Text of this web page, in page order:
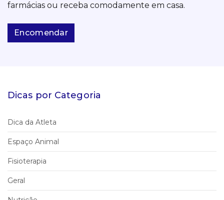
farmácias ou receba comodamente em casa.
Encomendar
Dicas por Categoria
Dica da Atleta
Espaço Animal
Fisioterapia
Geral